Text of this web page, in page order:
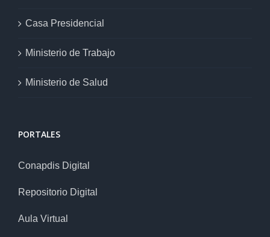
Casa Presidencial
Ministerio de Trabajo
Ministerio de Salud
PORTALES
Conapdis Digital
Repositorio Digital
Aula Virtual